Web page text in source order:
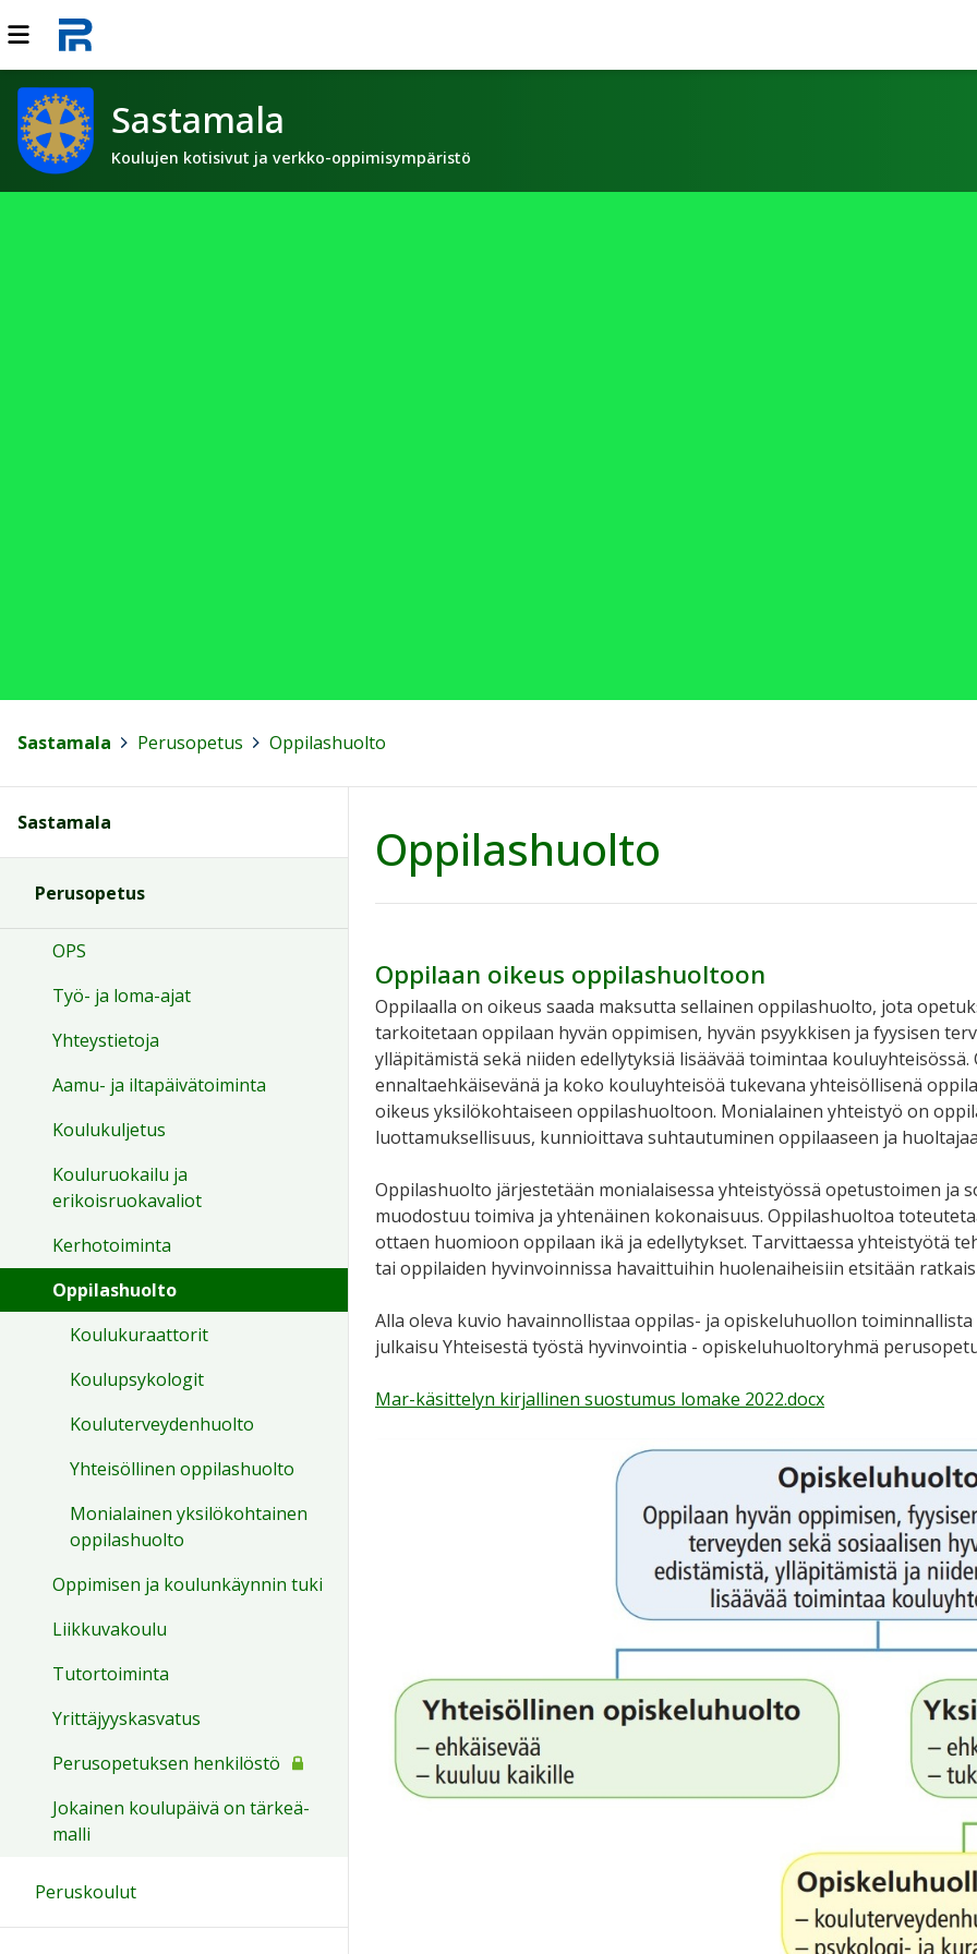
Sastamala
Koulujen kotisivut ja verkko-oppimisympäristö
Sastamala Perusopetus Oppilashuolto
Oppilashuolto
Oppilaan oikeus oppilashuoltoon
Oppilaalla on oikeus saada maksutta sellainen oppilashuolto, jota
tarkoitetaan oppilaan hyvän oppimisen, hyvän psyykkisen ja fyysisen
ylläpitämistä sekä niiden edellytyksiä lisäävää toimintaa
ennaltaehkäisevänä ja koko kouluyhteisöä tukevana yhteisöllisenä
oikeus yksilökohtaiseen oppilashuoltoon. Monialainen yhteistyö on
luottamuksellisuus, kunnioittava suhtautuminen oppilaaseen ja
Oppilashuolto järjestetään monialaisessa yhteistyössä opetustoimen ja
muodostuu toimiva ja yhtenäinen kokonaisuus. Oppilashuoltoa
ottaen huomioon oppilaan ikä ja edellytykset. Tarvittaessa yhteistyötä
tai oppilaiden hyvinvoinnissa havaittuihin huolenaiheisiin etsitään
Alla oleva kuvio havainnollistaa oppilas- ja opiskeluhuollon
julkaisu Yhteisestä työstä hyvinvointia - opiskeluhuoltoryhmä
Mar-käsittelyn kirjallinen suostumus lomake 2022.docx
Sastamala
Perusopetus
OPS
Työ- ja loma-ajat
Yhteystietoja
Aamu- ja iltapäivätoiminta
Koulukuljetus
Kouluruokailu ja
erikoisruokavaliot
Kerhotoiminta
Oppilashuolto
Koulukuraattorit
Koulupsykologit
Kouluterveydenhuolto
Yhteisöllinen oppilashuolto
Monialainen yksilökohtainen
oppilashuolto
Oppimisen ja koulunkäynnin tuki
Liikkuvakoulu
Tutortoiminta
Yrittäjyyskasvatus
Perusopetuksen henkilöstö
Jokainen koulupäivä on tärkeä-
malli
Peruskoulut